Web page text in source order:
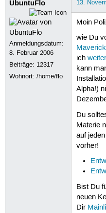
UbuntuFlo
Anmeldungsdatum:
8. Februar 2006
Beiträge: 12317
Wohnort: /home/flo
13.
Moin
wie Du
Maverick
ich
kann
Alpha!)
Du
Materie
auf
vorher!
Bist Du
neuen
Dir